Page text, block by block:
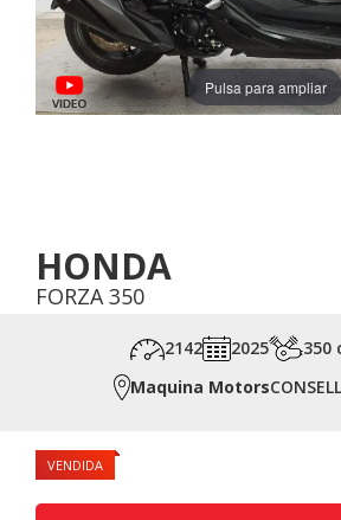
Pulsa para ampliar
HONDA
FORZA 350
2142 2025 350
Maquina Motors
VENDIDA